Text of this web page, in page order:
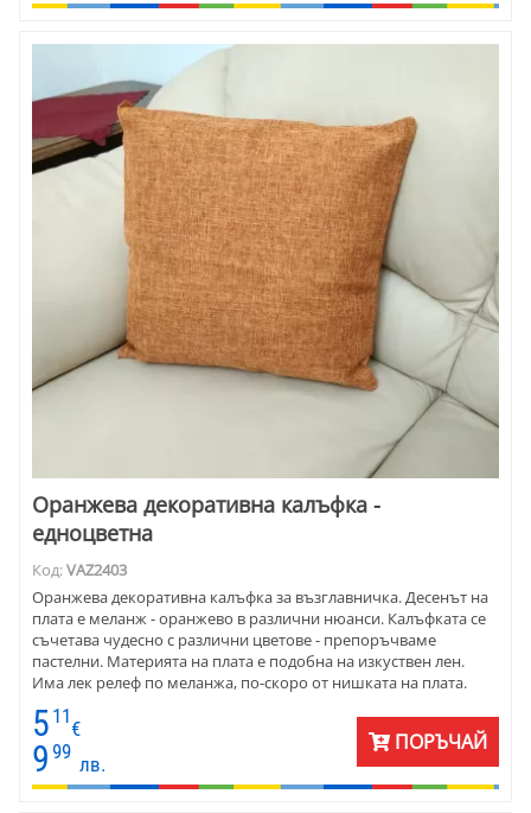
Оранжева декоративна калъфка -
едноцветна
Код:VAZ2403
Оранжева декоративна калъфка за възглавничка. Десенът на
плата е меланж - оранжево в различни нюанси. Калъфката се
съчетава чудесно с различни цветове - препоръчваме
пастелни. Материята на плата е подобна на изкуствен лен.
Има лек релеф по меланжа, по-скоро от нишката на плата.
сезони.
5 11
€
9 99
лв.
ПОРЪЧАЙ